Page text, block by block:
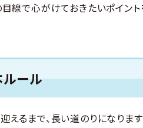
線で心がけておきたいポイント
ルール
るまで、長い道のりになります